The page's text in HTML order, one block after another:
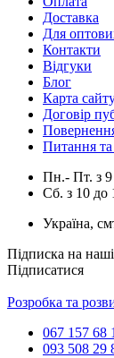
Доставка
Для
Контакти
Відгуки
Блог
Карта
Договір
Питання та
Пн.- Пт. з 9
Сб. з 10 до
Україна,
Підписка на
Підписатися
Розробка та
067 157 68
093 508 29